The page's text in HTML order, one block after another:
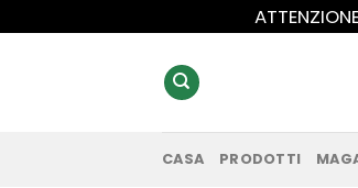
ai
CASA PRODOTTI